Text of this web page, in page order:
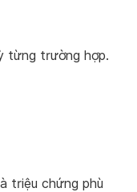
từng trường hợp.
triệu chứng phù